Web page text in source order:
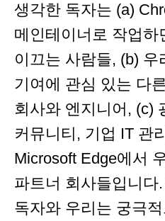
생각한 독자는 (a)
메인테이너로 작업하
이끄는 사람들, (b)
기여에 관심 있는 다
회사와 엔지니어, (c)
커뮤니티, 기업 IT 관
Microsoft Edge에서
파트너 회사들입니다
독자와 우리는 궁극